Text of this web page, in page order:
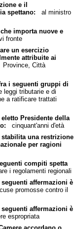
e il
spettano: al ministro
importa nuove e
fronte
un esercizio
attribuite ai
Province, Città
i seguenti gruppi di
tributarie e di
a ratificare trattati
Presidente della
cinquant'anni d'età
una restrizione
per ragioni
compiti spetta
i regolamenti regionali
affermazioni è
promosse contro il
affermazioni è
espropriata